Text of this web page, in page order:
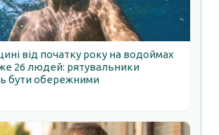
від початку року на водоймах
26 людей: рятувальники
бути обережними